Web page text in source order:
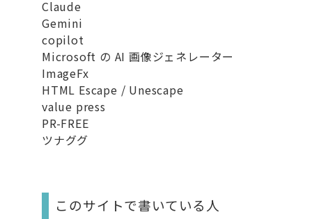
Claude
Gemini
copilot
Microsoft の AI 画像ジェネレーター
ImageFx
HTML Escape / Unescape
value press
PR-FREE
ツナググ
このサイトで書いている人